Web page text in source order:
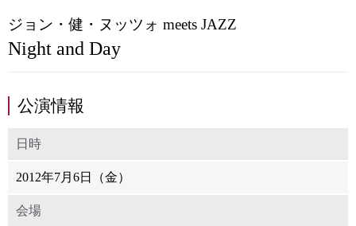
ジョン・健・ヌッツォ meets JAZZ
Night and Day
公演情報
日時
2012年7月6日（金）
会場